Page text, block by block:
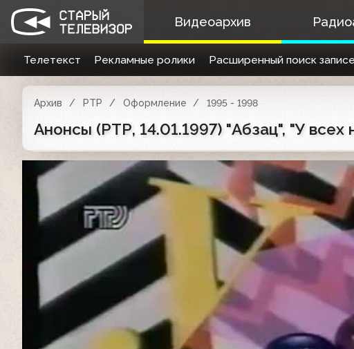
Видеоархив
Телетекст Рекламные ролики Расширенный поиск
Архив РТР Оформление 1995 - 1998
Анонсы (РТР, 14.01.1997) "Абзац", "У всех